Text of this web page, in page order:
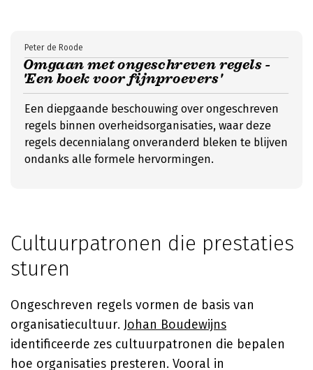
Omgaan met ongeschreven regels -
'Een boek voor fijnproevers'
Peter de Roode
Een diepgaande beschouwing over ongeschreven
regels binnen overheidsorganisaties, waar deze
regels decennialang onveranderd bleken te blijven
ondanks alle formele hervormingen.
Cultuurpatronen die prestaties
sturen
Ongeschreven regels vormen de basis van
organisatiecultuur. Johan Boudewijns
identificeerde zes cultuurpatronen die bepalen
hoe organisaties presteren. Vooral in